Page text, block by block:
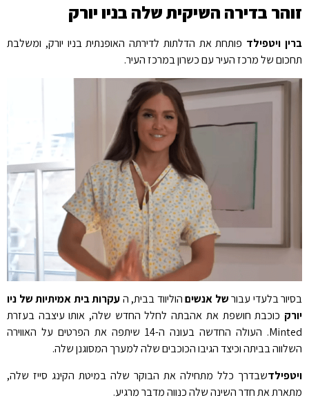
זוהר בדירה השיקית שלה בניו יורק
ברין ויטפילד פותחת את הדלתות לדירתה האופנתית בניו יורק, ומשלבת
תחכום של מרכז העיר עם כשרון במרכז העיר.
בסיור בלעדי עבורשל אנשיםהוליווד בבית, העקרות בית אמיתיות של ניו
יורק כוכבת חושפת את אהבתה לחלל החדש שלה, אותו עיצבה בעזרת
Minted. העולה החדשה בעונה ה-14 שיתפה את הפרטים על האווירה
השלווה בביתה וכיצד הגיבו הכוכבים שלה למערך המסוגנן שלה.
ויטפילדשבדרך כלל מתחילה את הבוקר שלה במיטת הקינג סייז שלה,
מתארת ​​את חדר השינה שלה כנווה מדבר מרגיע.